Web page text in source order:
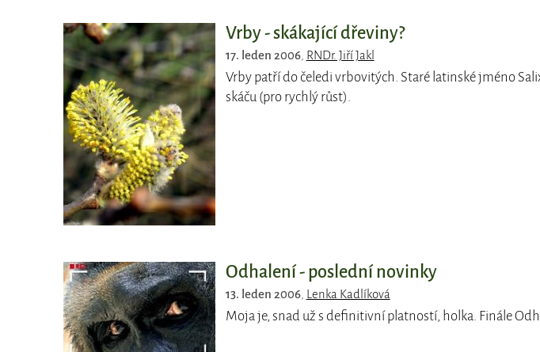
Vrby - skákající dřeviny?
17. leden 2006, RNDr. Jiří Jakl
Vrby patří do čeledi vrbovitých. Staré latinské jméno
skáču (pro rychlý růst).
Odhalení - poslední novinky
13. leden 2006, Lenka Kadlíková
Moja je, snad už s definitivní platností, holka. Finále